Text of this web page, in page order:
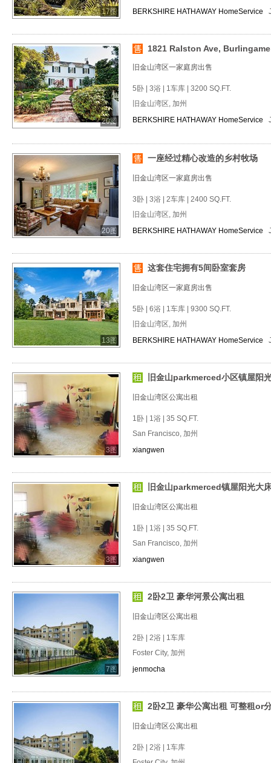
17图
BERKSHIRE HATHAWAY HomeService
20图
1821 Ralston Ave,
旧金山湾区一家庭房出售
5卧 | 3浴 | 1车库 | 3200 SQ.FT.
旧金山湾区, 加州
BERKSHIRE HATHAWAY HomeService
20图
一座经过精心改造的乡村牧场
旧金山湾区一家庭房出售
3卧 | 3浴 | 2车库 | 2400 SQ.FT.
旧金山湾区, 加州
BERKSHIRE HATHAWAY HomeService
13图
这套住宅拥有5间卧室套房
旧金山湾区一家庭房出售
5卧 | 6浴 | 1车库 | 9300 SQ.FT.
旧金山湾区, 加州
BERKSHIRE HATHAWAY HomeService
3图
旧金山parkmerced小区镇屋阳
旧金山湾区公寓出租
1卧 | 1浴 | 35 SQ.FT.
San Francisco, 加州
xiangwen
3图
旧金山parkmerced镇屋阳光大
旧金山湾区公寓出租
1卧 | 1浴 | 35 SQ.FT.
San Francisco, 加州
xiangwen
7图
2卧2卫 豪华河景公寓出租
旧金山湾区公寓出租
2卧 | 2浴 | 1车库
Foster City, 加州
jenmocha
2卧2卫 豪华公寓出租 可整租or
旧金山湾区公寓出租
2卧 | 2浴 | 1车库